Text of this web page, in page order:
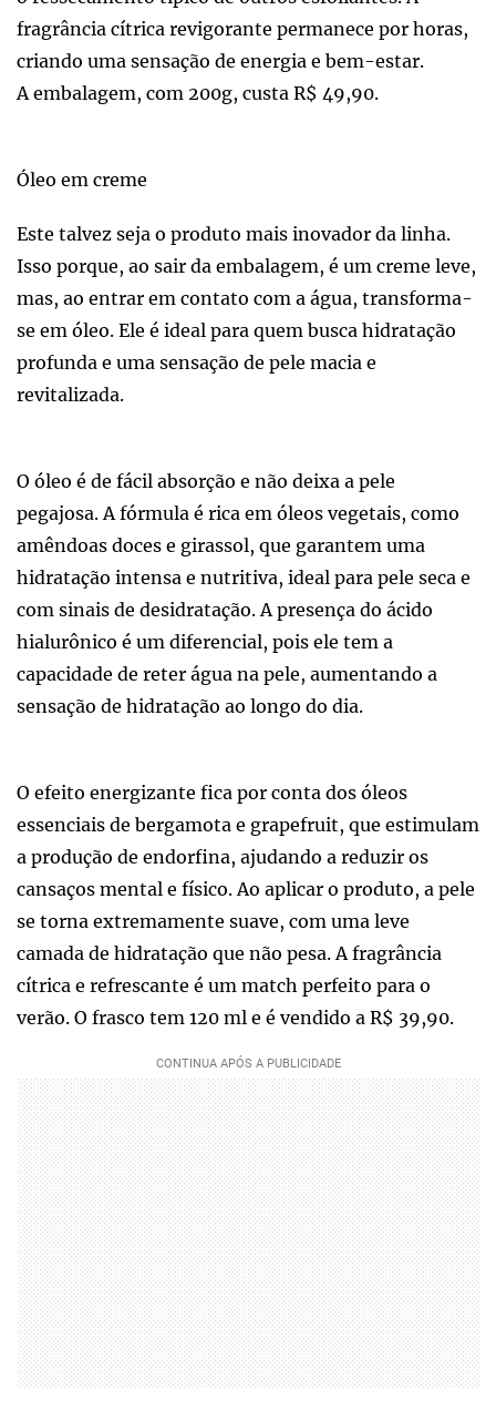
fragrância cítrica revigorante permanece por horas,
criando uma sensação de energia e bem-estar.
A embalagem, com 200g, custa R$ 49,90.
Óleo em creme
Este talvez seja o produto mais inovador da linha.
Isso porque, ao sair da embalagem, é um creme leve,
mas, ao entrar em contato com a água, transforma-
se em óleo. Ele é ideal para quem busca hidratação
profunda e uma sensação de pele macia e
revitalizada.
O óleo é de fácil absorção e não deixa a pele
pegajosa. A fórmula é rica em óleos vegetais, como
amêndoas doces e girassol, que garantem uma
hidratação intensa e nutritiva, ideal para pele seca e
com sinais de desidratação. A presença do ácido
hialurônico é um diferencial, pois ele tem a
capacidade de reter água na pele, aumentando a
sensação de hidratação ao longo do dia.
O efeito energizante fica por conta dos óleos
essenciais de bergamota e grapefruit, que estimulam
a produção de endorfina, ajudando a reduzir os
cansaços mental e físico. Ao aplicar o produto, a pele
se torna extremamente suave, com uma leve
camada de hidratação que não pesa. A fragrância
cítrica e refrescante é um match perfeito para o
verão. O frasco tem 120 ml e é vendido a R$ 39,90.